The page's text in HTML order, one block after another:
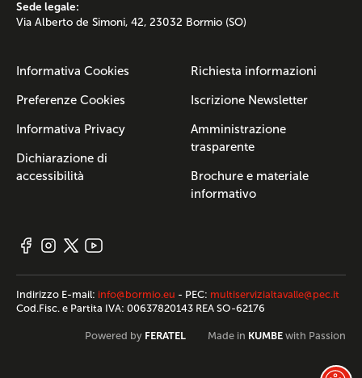
Sede legale:
Via Alberto de Simoni, 42, 23032 Bormio (SO)
Informativa Cookies
Preferenze Cookies
Informativa Privacy
Dichiarazione di
accessibilità
Richiesta informazioni
Iscrizione Newsletter
Amministrazione
trasparente
Brochure e materiale
informativo
Indirizzo E-mail: info@bormio.eu - PEC: multiservizialtavalle@pec.it
Cod.Fisc. e Partita IVA: 00637820143 REA SO-62176
Powered by FERATEL Made in KUMBE with Passion